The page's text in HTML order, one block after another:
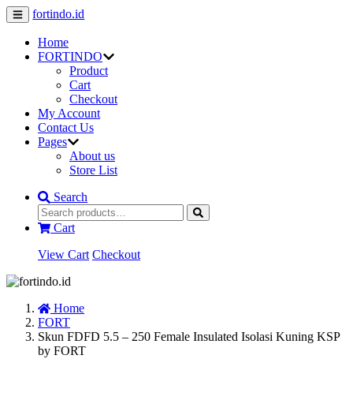
fortindo.id
Home
FORTINDO
Product
Cart
Checkout
My Account
Contact Us
Pages
About us
Store List
Search
Cart
View Cart Checkout
Home
FORT
Skun FDFD 5.5 – 250 Female Insulated Isolasi Kuning KSP
by FORT